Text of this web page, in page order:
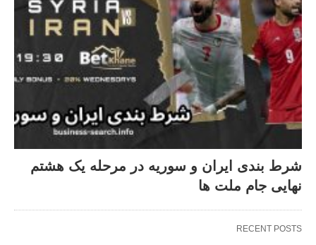
شرط بندی ایران و سوریه در مرحله یک هشتم
نهایی جام ملت ها
RECENT POSTS